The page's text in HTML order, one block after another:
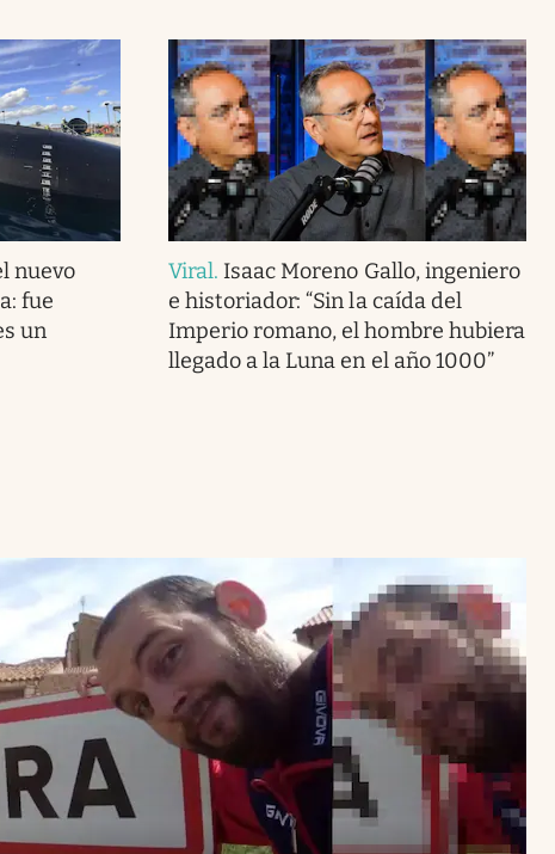
nuevo
fue
un
Viral. Isaac Moreno Gallo, ingeniero
e historiador: “Sin la caída del
Imperio romano, el hombre hubiera
llegado a la Luna en el año 1000”